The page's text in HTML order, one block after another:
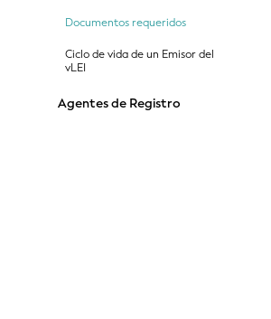
Documentos requeridos
Ciclo de vida de un Emisor del
vLEI
Agentes de Registro